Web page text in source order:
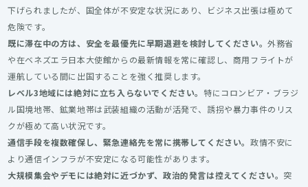
下げられましたが、国全体が不安定な状況にあり、ビジネス出張は極めて
危険です。
既に滞在中の方は、安全を最優先に早期退避を検討してください。外務省
や在ベネズエラ日本大使館からの最新情報を常に確認し、商用フライトが
運航している間に出国することを強く推奨します。
レベル3地域には絶対に立ち入らないでください。特にコロンビア・ブラジ
ル国境地帯、鉱業地帯は武装組織の活動が活発で、誘拐や暴力事件のリス
クが極めて高い状況です。
通信手段を複数確保し、緊急連絡先を常に携帯してください。政情不安に
より通信インフラが不安定になる可能性があります。
大規模集会やデモには絶対に近づかず、政治的発言は控えてください。 突